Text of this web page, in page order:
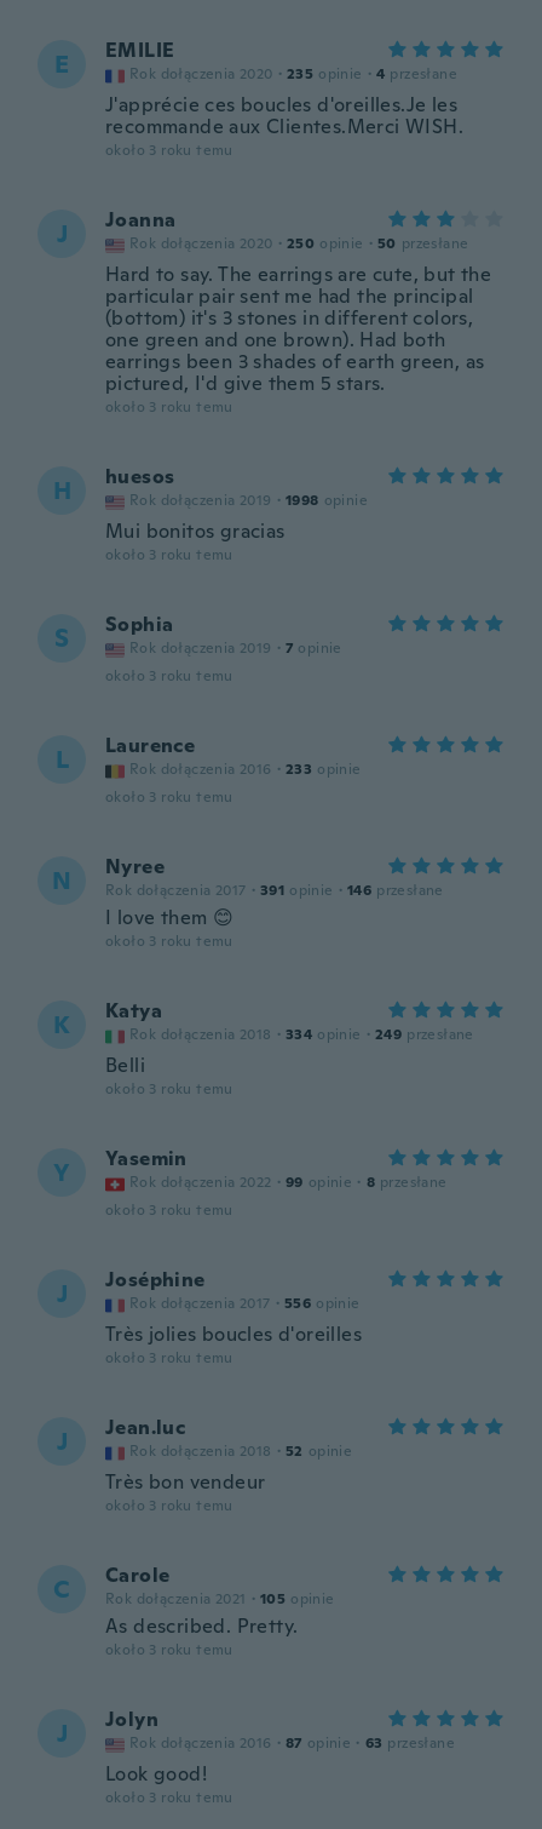
E EMILIE
Rok dołączenia 2020 · 235 opinie · 4 przesłane
J'apprécie ces boucles d'oreilles.Je les
recommande aux Clientes.Merci WISH.
około 3 roku temu
J Joanna
Rok dołączenia 2020 · 250 opinie · 50 przesłane
Hard to say. The earrings are cute, but the
particular pair sent me had the principal
(bottom) it's 3 stones in different colors,
one green and one brown). Had both
earrings been 3 shades of earth green, as
pictured, I'd give them 5 stars.
około 3 roku temu
H huesos
Rok dołączenia 2019 · 1998 opinie
Mui bonitos gracias
około 3 roku temu
S Sophia
Rok dołączenia 2019 · 7 opinie
około 3 roku temu
L Laurence
Rok dołączenia 2016 · 233 opinie
około 3 roku temu
N Nyree
Rok dołączenia 2017 · 391 opinie · 146 przesłane
I love them 😊
około 3 roku temu
K Katya
Rok dołączenia 2018 · 334 opinie · 249 przesłane
Belli
około 3 roku temu
Y Yasemin
Rok dołączenia 2022 · 99 opinie · 8 przesłane
około 3 roku temu
J Joséphine
Rok dołączenia 2017 · 556 opinie
Très jolies boucles d'oreilles
około 3 roku temu
J Jean.luc
Rok dołączenia 2018 · 52 opinie
Très bon vendeur
około 3 roku temu
C Carole
Rok dołączenia 2021 · 105 opinie
As described. Pretty.
około 3 roku temu
J Jolyn
Rok dołączenia 2016 · 87 opinie · 63 przesłane
Look good!
około 3 roku temu